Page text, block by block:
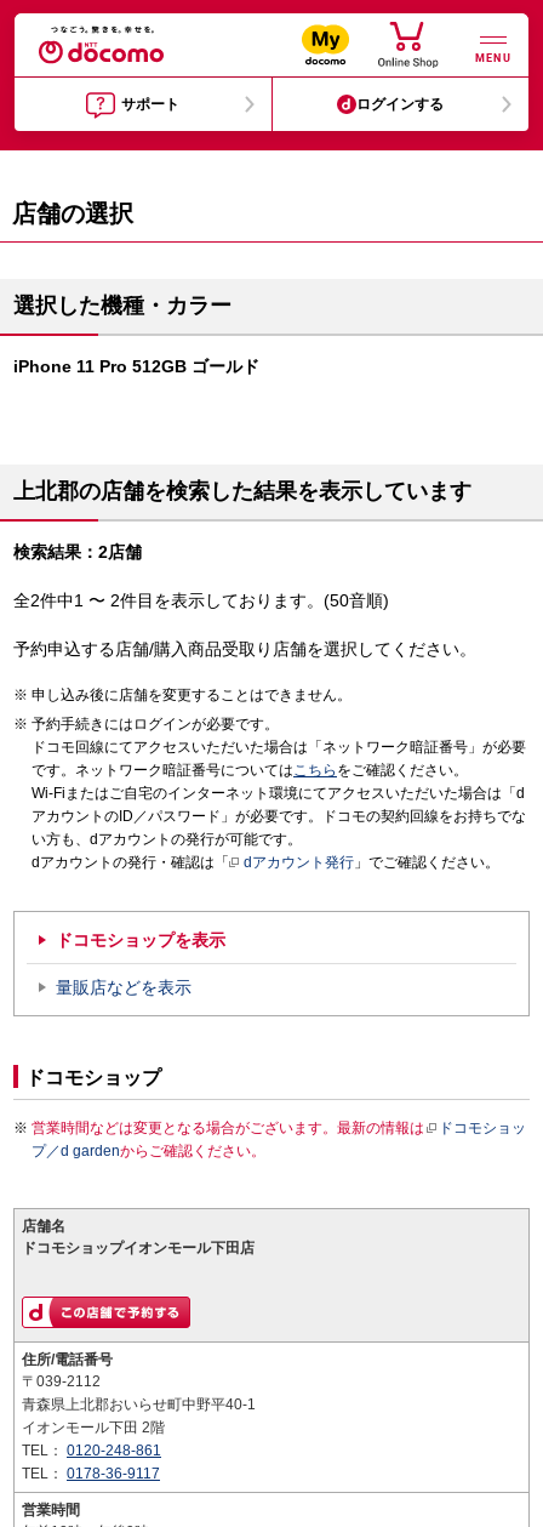
MENU
サポート ログインする
店舗の選択
選択した機種・カラー
iPhone 11 Pro 512GB ゴールド
上北郡の店舗を検索した結果を表示しています
検索結果：2店舗
全2件中1 〜 2件目を表示しております。(50音順)
予約申込する店舗/購入商品受取り店舗を選択してください。
申し込み後に店舗を変更することはできません。
予約手続きにはログインが必要です。
ドコモ回線にてアクセスいただいた場合は「ネットワーク暗証番号」が必要
です。ネットワーク暗証番号についてはこちら をご確認ください。
Wi-Fiまたはご自宅のインターネット環境にてアクセスいただいた場合は「d
アカウントのID／パスワード」が必要です。ドコモの契約回線をお持ちでな
い方も、dアカウントの発行が可能です。
dアカウントの発行・確認は「
dアカウント発行 」でご確認ください。
ドコモショップを表示
量販店などを表示
ドコモショップ
営業時間などは変更となる場合がございます。最新の情報は
ドコモショッ
プ／d gardenからご確認ください。
店舗名
ドコモショップイオンモール下田店
住所/電話番号
〒039-2112
青森県上北郡おいらせ町中野平40-1
イオンモール下田 2階
TEL： 0120-248-861
TEL： 0178-36-9117
営業時間